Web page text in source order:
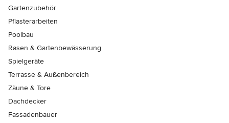
Gartenzubehör
Pflasterarbeiten
Poolbau
Rasen & Gartenbewässerung
Spielgeräte
Terrasse & Außenbereich
Zäune & Tore
Dachdecker
Fassadenbauer